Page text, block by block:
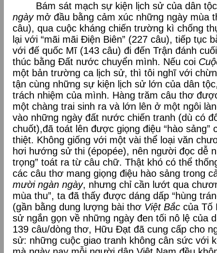
Bám sát mạch sự kiện lịch sử của dân
ngàymở đầu bằng cảm xúc những ngày mùa
câu), qua cuộc kháng chiến trường kì chống
lại với “mãi mãi Điện Biên” (227 câu), tiếp tục
với đế quốc Mĩ (143 câu) đi đến Trận đánh
thúc bằng Đất nước chuyển mình. Nếu coi
một bản trường ca lịch sử, thì tôi nghĩ với
tận cùng những sự kiện lịch sử lớn của dân
trách nhiệm của mình. Hàng trăm câu thơ
một chàng trai sinh ra và lớn lên ở một ngôi
vào những ngày đất nước chiến tranh (dù có
chuốt),đã toát lên được giọng điệu “hào
thiệt. Không giống với một vài thể loại văn
hơi hướng sử thi (épopée), nên người đọc dễ
trọng” toát ra từ câu chữ. Thật khó có thể
các câu thơ mang giọng điệu hào sảng trong
mười ngàn ngày, nhưng chỉ cần lướt qua
mùa thu”, ta đã thấy được dáng dấp “hùng
(gần bằng dung lượng bài thơ Việt Bắc của Tố
sử ngắn gọn về những ngày đen tối nô lệ của
139 câu/dòng thơ, Hữu Đạt đã cung cấp cho
sử: những cuộc giao tranh không cân sức với